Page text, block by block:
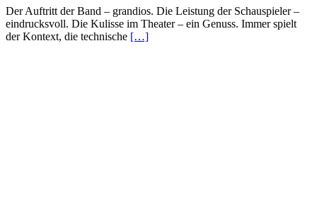
Der Auftritt der Band – grandios. Die Leistung der Schauspieler –
eindrucksvoll. Die Kulisse im Theater – ein Genuss. Immer spielt
der Kontext, die technische […]